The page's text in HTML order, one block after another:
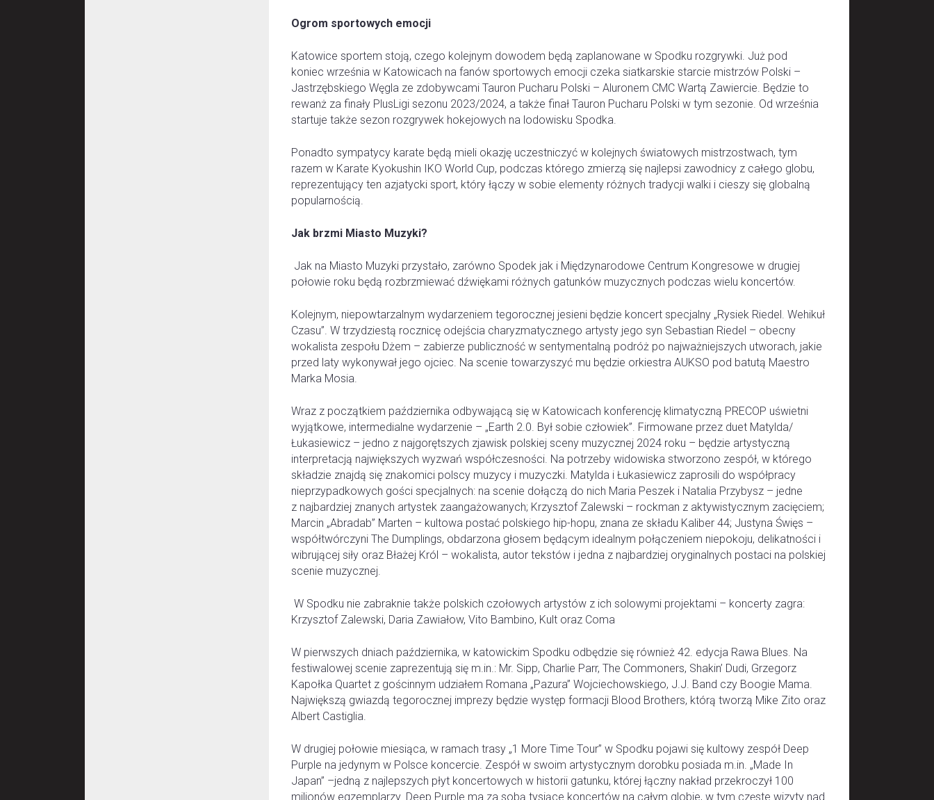
Ogrom sportowych emocji
Katowice sportem stoją, czego kolejnym dowodem będą zaplanowane w Spodku rozgrywki. Już pod
koniec września w Katowicach na fanów sportowych emocji czeka siatkarskie starcie mistrzów Polski –
Jastrzębskiego Węgla ze zdobywcami Tauron Pucharu Polski – Aluronem CMC Wartą Zawiercie. Będzie to
rewanż za finały PlusLigi sezonu 2023/2024, a także finał Tauron Pucharu Polski w tym sezonie. Od września
startuje także sezon rozgrywek hokejowych na lodowisku Spodka.
Ponadto sympatycy karate będą mieli okazję uczestniczyć w kolejnych światowych mistrzostwach, tym
razem w Karate Kyokushin IKO World Cup, podczas którego zmierzą się najlepsi zawodnicy z całego globu,
reprezentujący ten azjatycki sport, który łączy w sobie elementy różnych tradycji walki i cieszy się globalną
popularnością.
Jak brzmi Miasto Muzyki?
Jak na Miasto Muzyki przystało, zarówno Spodek jak i Międzynarodowe Centrum Kongresowe w drugiej
połowie roku będą rozbrzmiewać dźwiękami różnych gatunków muzycznych podczas wielu koncertów.
Kolejnym, niepowtarzalnym wydarzeniem tegorocznej jesieni będzie koncert specjalny „Rysiek Riedel. Wehikuł
Czasu”. W trzydziestą rocznicę odejścia charyzmatycznego artysty jego syn Sebastian Riedel – obecny
wokalista zespołu Dżem – zabierze publiczność w sentymentalną podróż po najważniejszych utworach, jakie
przed laty wykonywał jego ojciec. Na scenie towarzyszyć mu będzie orkiestra AUKSO pod batutą Maestro
Marka Mosia.
Wraz z początkiem października odbywającą się w Katowicach konferencję klimatyczną PRECOP uświetni
wyjątkowe, intermedialne wydarzenie – „Earth 2.0. Był sobie człowiek”. Firmowane przez duet Matylda/
Łukasiewicz – jedno z najgorętszych zjawisk polskiej sceny muzycznej 2024 roku – będzie artystyczną
interpretacją największych wyzwań współczesności. Na potrzeby widowiska stworzono zespół, w którego
składzie znajdą się znakomici polscy muzycy i muzyczki. Matylda i Łukasiewicz zaprosili do współpracy
nieprzypadkowych gości specjalnych: na scenie dołączą do nich Maria Peszek i Natalia Przybysz – jedne
z najbardziej znanych artystek zaangażowanych; Krzysztof Zalewski – rockman z aktywistycznym zacięciem;
Marcin „Abradab” Marten – kultowa postać polskiego hip-hopu, znana ze składu Kaliber 44; Justyna Święs –
współtwórczyni The Dumplings, obdarzona głosem będącym idealnym połączeniem niepokoju, delikatności i
wibrującej siły oraz Błażej Król – wokalista, autor tekstów i jedna z najbardziej oryginalnych postaci na polskiej
scenie muzycznej.
W Spodku nie zabraknie także polskich czołowych artystów z ich solowymi projektami – koncerty zagra:
Krzysztof Zalewski, Daria Zawiałow, Vito Bambino, Kult oraz Coma
W pierwszych dniach października, w katowickim Spodku odbędzie się również 42. edycja Rawa Blues. Na
festiwalowej scenie zaprezentują się m.in.: Mr. Sipp, Charlie Parr, The Commoners, Shakin’ Dudi, Grzegorz
Kapołka Quartet z gościnnym udziałem Romana „Pazura” Wojciechowskiego, J.J. Band czy Boogie Mama.
Największą gwiazdą tegorocznej imprezy będzie występ formacji Blood Brothers, którą tworzą Mike Zito oraz
Albert Castiglia.
W drugiej połowie miesiąca, w ramach trasy „1 More Time Tour” w Spodku pojawi się kultowy zespół Deep
Purple na jedynym w Polsce koncercie. Zespół w swoim artystycznym dorobku posiada m.in. „Made In
Japan” –jedną z najlepszych płyt koncertowych w historii gatunku, której łączny nakład przekroczył 100
milionów egzemplarzy. Deep Purple ma za sobą tysiące koncertów na całym globie, w tym częste wizyty nad